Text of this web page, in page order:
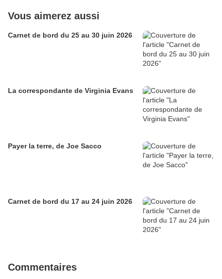
Vous aimerez aussi
Carnet de bord du 25 au 30 juin 2026
La correspondante de Virginia Evans
Payer la terre, de Joe Sacco
Carnet de bord du 17 au 24 juin 2026
Commentaires